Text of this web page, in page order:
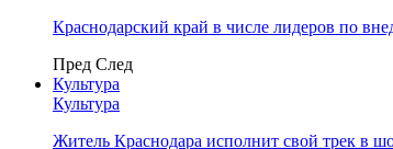
Краснодарский край в числе лидеров по
Пред След
Культура
Культура
Житель Краснодара исполнит свой трек в